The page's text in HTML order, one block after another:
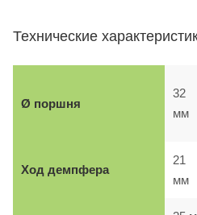
Технические
Ø поршня
32
мм
Ход демпфера
21
мм